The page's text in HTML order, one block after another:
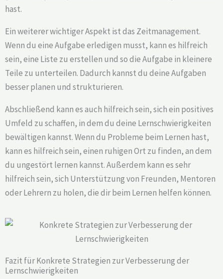
hast.
Ein weiterer wichtiger Aspekt ist das Zeitmanagement.
Wenn du eine Aufgabe erledigen musst, kann es hilfreich
sein, eine Liste zu erstellen und so die Aufgabe in kleinere
Teile zu unterteilen. Dadurch kannst du deine Aufgaben
besser planen und strukturieren.
Abschließend kann es auch hilfreich sein, sich ein positives
Umfeld zu schaffen, in dem du deine Lernschwierigkeiten
bewältigen kannst. Wenn du Probleme beim Lernen hast,
kann es hilfreich sein, einen ruhigen Ort zu finden, an dem
du ungestört lernen kannst. Außerdem kann es sehr
hilfreich sein, sich Unterstützung von Freunden, Mentoren
oder Lehrern zu holen, die dir beim Lernen helfen können.
Fazit für Konkrete Strategien zur Verbesserung der
Lernschwierigkeiten